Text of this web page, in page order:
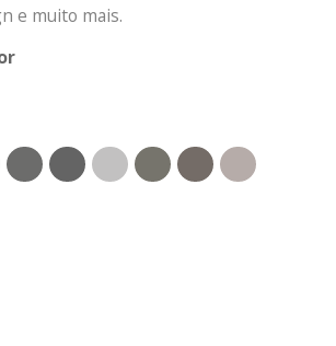
e muito mais.